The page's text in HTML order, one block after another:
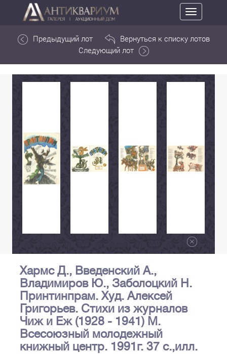
Toggle
navigation
Предыдущий лот
Вернуться к списку лотов
Следующий лот
Хармс Д., Введенский А.,
Владимиров Ю., Заболоцкий Н.
Принтинпрам. Худ. Алексей
Григорьев. Стихи из журналов
Чиж и Еж (1928 - 1941) М.
Всесоюзный молодежный
книжный центр. 1991г. 37 с.,илл.